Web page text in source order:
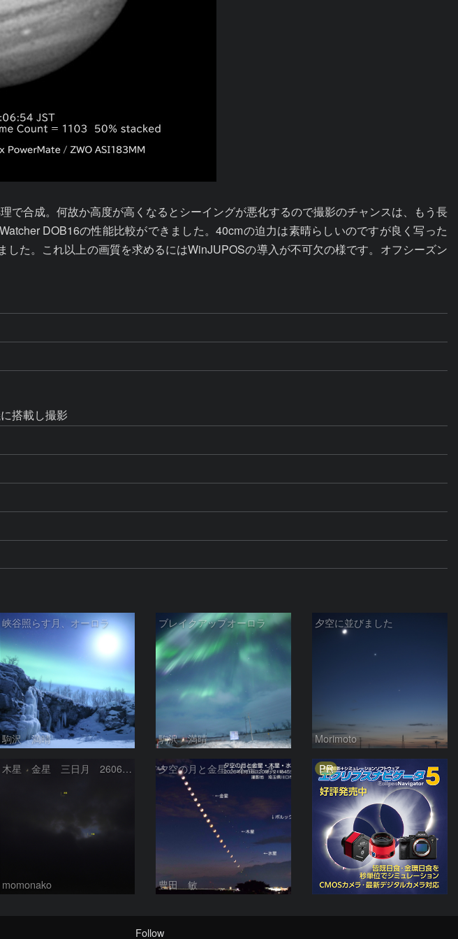
合成。何故か高度が高くなるとシーイングが悪化するので撮影のチャンスは、もう長
DOB16の性能比較ができました。40cmの迫力は素晴らしいのですが良く写った
た。これ以上の画質を求めるにはWinJUPOSの導入が不可欠の様です。オフシーズン
搭載し撮影
峡谷照らす月、オーロラ
駒沢 満晴
ブレイクアップオーロラ
駒沢 満晴
夕空に並びました
Morimoto
木星 金星 三日月 260618
momonako
夕空の月と金星・木星・水星の接近 2026/6/18
豊田 敏
PR
Follow